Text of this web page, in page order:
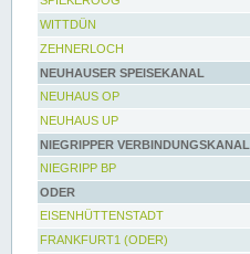
WITTDÜN
ZEHNERLOCH
NEUHAUSER SPEISEKANAL
NEUHAUS OP
NEUHAUS UP
NIEGRIPPER VERBINDUNGSKANAL
NIEGRIPP BP
ODER
EISENHÜTTENSTADT
FRANKFURT1 (ODER)